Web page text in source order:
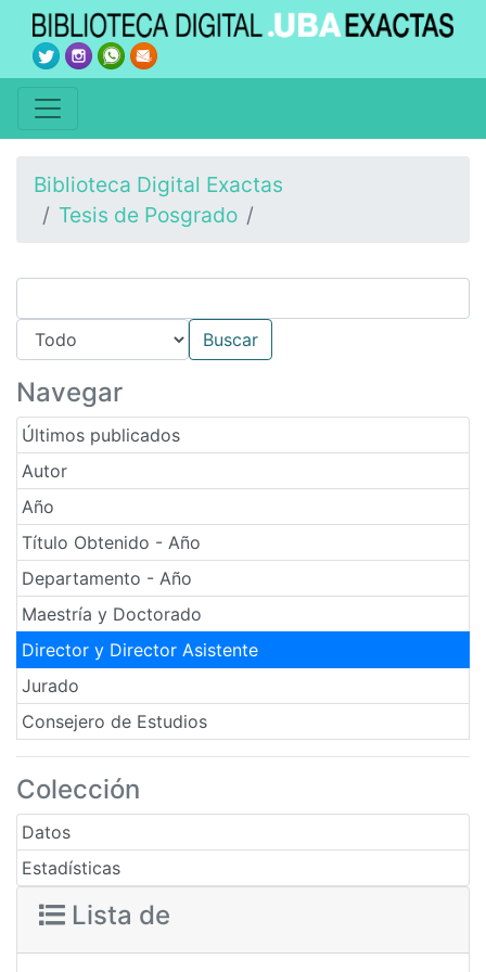
Biblioteca Digital Exactas
Tesis de Posgrado
Navegar
Últimos publicados
Autor
Año
Título Obtenido - Año
Departamento - Año
Maestría y Doctorado
Director y Director Asistente
Jurado
Consejero de Estudios
Colección
Datos
Estadísticas
Lista de